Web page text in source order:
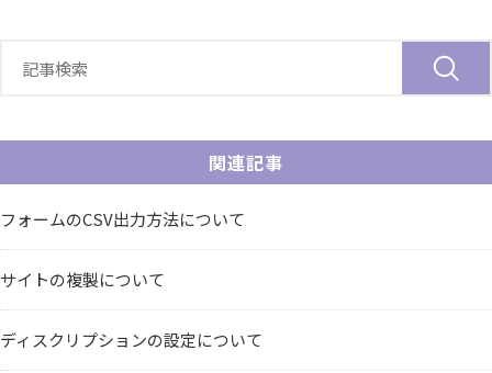
関連記事
フォームのCSV出力方法について
サイトの複製について
ディスクリプションの設定について